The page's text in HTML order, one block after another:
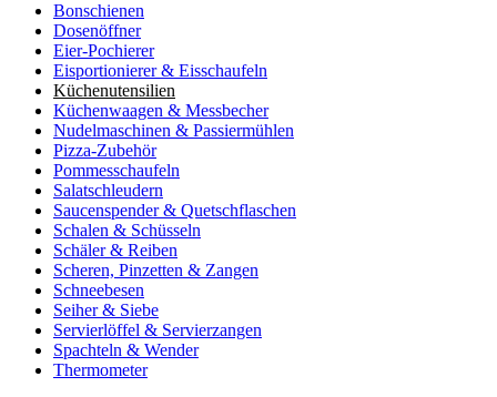
Bonschienen
Dosenöffner
Eier-Pochierer
Eisportionierer & Eisschaufeln
Küchenutensilien
Küchenwaagen & Messbecher
Nudelmaschinen & Passiermühlen
Pizza-Zubehör
Pommesschaufeln
Salatschleudern
Saucenspender & Quetschflaschen
Schalen & Schüsseln
Schäler & Reiben
Scheren, Pinzetten & Zangen
Schneebesen
Seiher & Siebe
Servierlöffel & Servierzangen
Spachteln & Wender
Thermometer